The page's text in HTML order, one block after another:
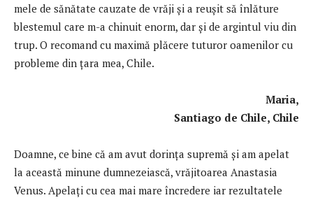
mele de sănătate cauzate de vrăji şi a reuşit să înlăture
blestemul care m-a chinuit enorm, dar și de argintul viu din
trup. O recomand cu maximă plăcere tuturor oamenilor cu
probleme din țara mea, Chile.
Maria,
Santiago de Chile, Chile
Doamne, ce bine că am avut dorința supremă și am apelat
la această minune dumnezeiască, vrăjitoarea Anastasia
Venus. Apelaţi cu cea mai mare încredere iar rezultatele